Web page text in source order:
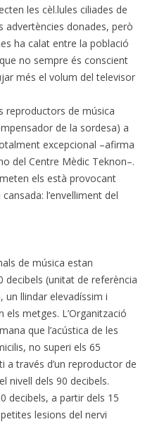
les cèl.lules ciliades de
advertències donades, però
ha calat entre la població
no sempre és conscient
més el volum del televisor
reproductors de música
de la sordesa) a
excepcional –afirma
del Centre Mèdic Teknon–.
els està provocant
l’envelliment del
de música estan
decibels (unitat de referència
un llindar elevadíssim i
metges. L’Organització
que l’acústica de les
no superi els 65
a través d’un reproductor de
nivell dels 90 decibels.
decibels, a partir dels 15
lesions del nervi